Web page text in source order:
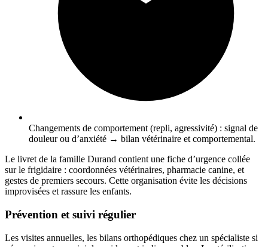
Changements de comportement (repli, agressivité) : signal de
douleur ou d’anxiété → bilan vétérinaire et comportemental.
Le livret de la famille Durand contient une fiche d’urgence collée
sur le frigidaire : coordonnées vétérinaires, pharmacie canine, et
gestes de premiers secours. Cette organisation évite les décisions
improvisées et rassure les enfants.
Prévention et suivi régulier
Les visites annuelles, les bilans orthopédiques chez un spécialiste si